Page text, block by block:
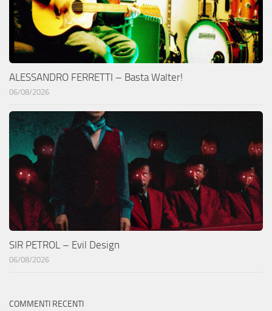
ALESSANDRO FERRETTI – Basta Walter!
06/08/2026
SIR PETROL – Evil Design
06/08/2026
COMMENTI RECENTI